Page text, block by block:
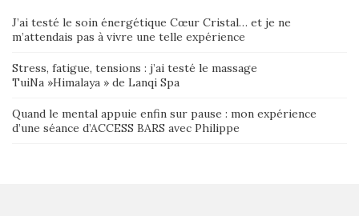
J’ai testé le soin énergétique Cœur Cristal… et je ne
m’attendais pas à vivre une telle expérience
Stress, fatigue, tensions : j’ai testé le massage
TuiNa »Himalaya » de Lanqi Spa
Quand le mental appuie enfin sur pause : mon expérience
d’une séance d’ACCESS BARS avec Philippe